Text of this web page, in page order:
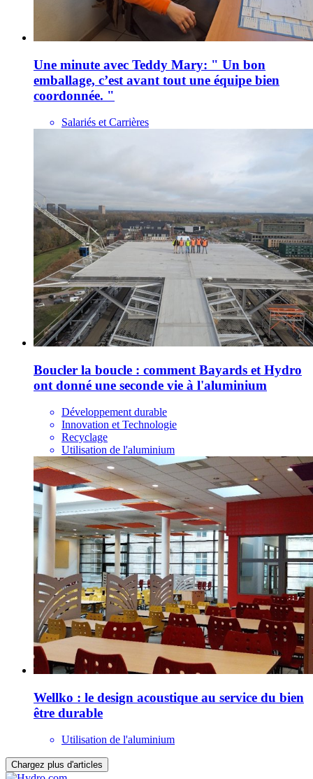
Une minute avec Teddy Mary: " Un bon
emballage, c’est avant tout une équipe bien
coordonnée. "
Salariés et Carrières
Boucler la boucle : comment Bayards et Hydro
ont donné une seconde vie à l'aluminium
Développement durable
Innovation et Technologie
Recyclage
Utilisation de l'aluminium
Wellko : le design acoustique au service du bien
être durable
Utilisation de l'aluminium
Chargez plus d'articles